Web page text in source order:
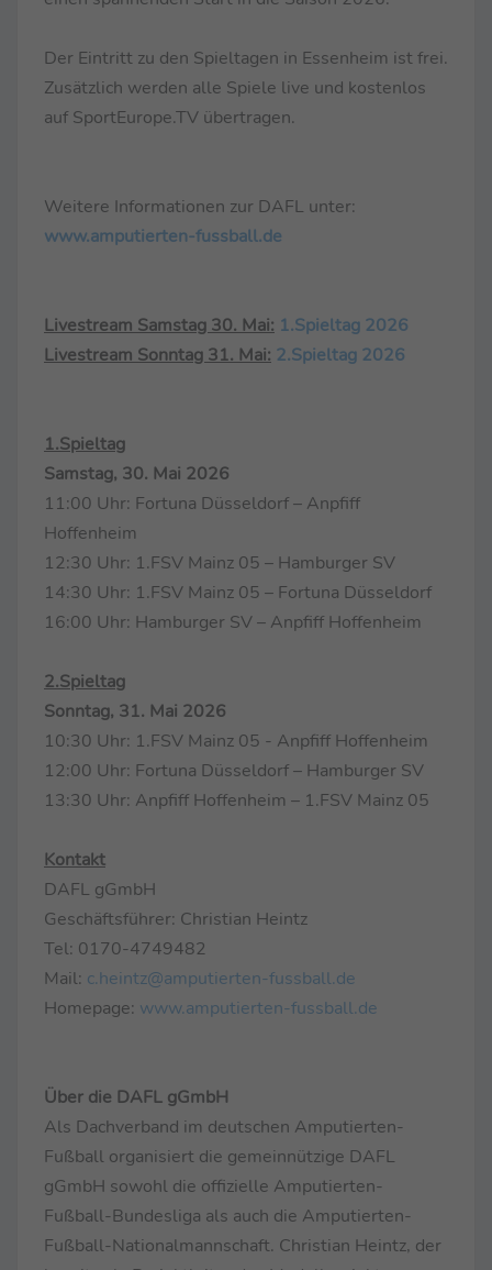
Der Eintritt zu den Spieltagen in Essenheim ist frei.
Zusätzlich werden alle Spiele live und kostenlos
auf SportEurope.TV übertragen.
Weitere Informationen zur DAFL unter:
www.amputierten-fussball.de
Livestream Samstag 30. Mai: 1.Spieltag 2026
Livestream Sonntag 31. Mai: 2.Spieltag 2026
1.Spieltag
Samstag, 30. Mai 2026
11:00 Uhr: Fortuna Düsseldorf – Anpfiff
Hoffenheim
12:30 Uhr: 1.FSV Mainz 05 – Hamburger SV
14:30 Uhr: 1.FSV Mainz 05 – Fortuna Düsseldorf
16:00 Uhr: Hamburger SV – Anpfiff Hoffenheim
2.Spieltag
Sonntag, 31. Mai 2026
10:30 Uhr: 1.FSV Mainz 05 - Anpfiff Hoffenheim
12:00 Uhr: Fortuna Düsseldorf – Hamburger SV
13:30 Uhr: Anpfiff Hoffenheim – 1.FSV Mainz 05
Kontakt
DAFL gGmbH
Geschäftsführer: Christian Heintz
Tel: 0170-4749482
Mail: c.heintz@amputierten-fussball.de
Homepage: www.amputierten-fussball.de
Über die DAFL gGmbH
Als Dachverband im deutschen Amputierten-
Fußball organisiert die gemeinnützige DAFL
gGmbH sowohl die offizielle Amputierten-
Fußball-Bundesliga als auch die Amputierten-
Fußball-Nationalmannschaft. Christian Heintz, der